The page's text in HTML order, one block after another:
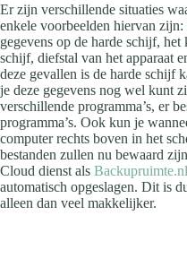
Er zijn verschillende situaties
enkele voorbeelden hiervan
gegevens op de harde schijf,
schijf, diefstal van het apparaat
deze gevallen is de harde schijf
je deze gegevens nog wel kunt
verschillende programma’s, er
programma’s. Ook kun je
computer rechts boven in het
bestanden zullen nu bewaard
Cloud dienst als Backupruimte.nl
automatisch opgeslagen. Dit is
alleen dan veel makkelijker.